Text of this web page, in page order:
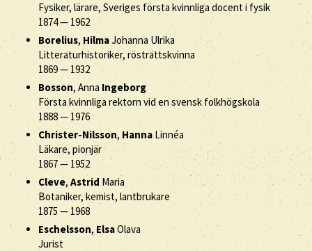
Fysiker, lärare, Sveriges första kvinnliga docent i fysik
1874— 1962
Borelius, HilmaJohanna Ulrika
Litteraturhistoriker, rösträttskvinna
1869— 1932
Bosson, Anna Ingeborg
Första kvinnliga rektorn vid en svensk folkhögskola
1888— 1976
Christer-Nilsson, Hanna Linnéa
Läkare, pionjär
1867— 1952
Cleve,Astrid Maria
Botaniker, kemist, lantbrukare
1875— 1968
Eschelsson, ElsaOlava
Jurist